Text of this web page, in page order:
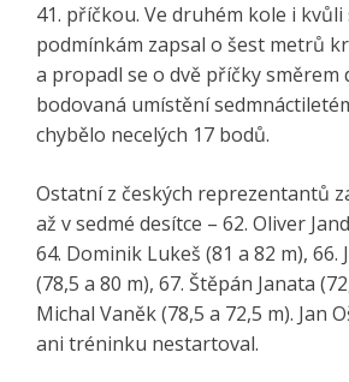
41. příčkou. Ve druhém kole i
podmínkám zapsal o šest metrů
a propadl se o dvě příčky směrem
bodovaná umístění
chybělo necelých 17 bodů.
Ostatní z českých reprezentantů
až v sedmé desítce – 62. Oliver
64. Dominik Lukeš (81 a 82 m), 66.
(78,5 a 80 m), 67. Štěpán Janata
Michal Vaněk (78,5 a 72,5 m). Jan
ani tréninku nestartoval.